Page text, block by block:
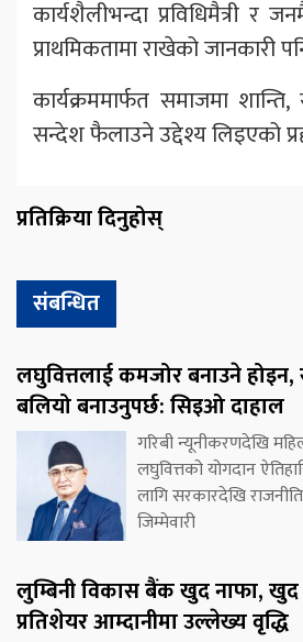
कार्यशैलीभन्दा प्रविधिमैत्री र
प्राथमिकतामा राखेको जानकारी
कार्यक्रममार्फत समाजमा
सन्देश फैलाउने उद्देश्य लिइएको
प्रतिक्रिया दिनुहोस्
संबन्धित
लघुवित्तलाई कमजोर बनाउने
बलियो बनाउनुपर्छ: सिइओ दाहाल
गरिबी न्यूनीकरणदेखि
लघुवित्तको योगदान
लागि सरकारदेखि
जिम्मेवारी
लुम्बिनी विकास बैंक खुद नाफा, खुद
प्रतिशेयर आम्दानीमा उल्लेख्य वृद्धि